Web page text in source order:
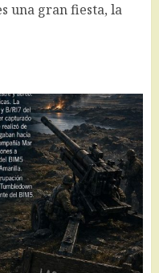
una gran fiesta, la